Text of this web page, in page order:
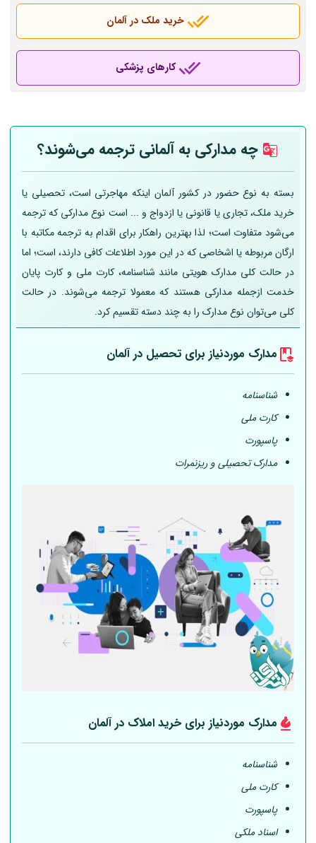
خرید ملک در آلمان
کارهای پزشکی
چه مدارکی بهآلمانی ترجمه می‌شوند؟
بسته به نوع حضور در کشور آلمان اینکه مهاجرتی است، تحصیلی یا
خرید ملک، تجاری یا قانونی یا ازدواج و ... است نوع مدارکی که ترجمه
می‌شود متفاوت است؛ لذا بهترین راهکار برای اقدام به ترجمه مکاتبه با
ارگان مربوطه یا اشخاصی که در این مورد اطلاعات کافی دارند، است؛ اما
در حالت کلی مدارک هویتی مانند شناسنامه، کارت ملی و کارت پایان
خدمت ازجمله مدارکی هستند که معمولا ترجمه می‌شوند. در حالت
کلی می‌توان نوع مدارک را به چند دسته تقسیم کرد.
مدارک موردنیاز برای تحصیل درآلمان
شناسنامه
کارت ملی
پاسپورت
مدارک تحصیلی و ریزنمرات
مدارک موردنیاز برای خرید املاک درآلمان
شناسنامه
کارت ملی
پاسپورت
اسناد ملکی